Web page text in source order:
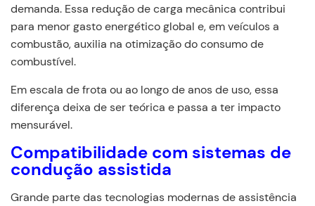
demanda. Essa redução de carga mecânica contribui
para menor gasto energético global e, em veículos a
combustão, auxilia na otimização do consumo de
combustível.
Em escala de frota ou ao longo de anos de uso, essa
diferença deixa de ser teórica e passa a ter impacto
mensurável.
Compatibilidade com sistemas de
condução assistida
Grande parte das tecnologias modernas de assistência